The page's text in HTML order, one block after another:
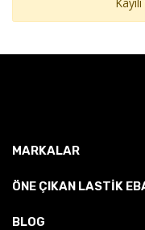
MARKALAR
ÖNE ÇIKAN LASTIK
BLOG